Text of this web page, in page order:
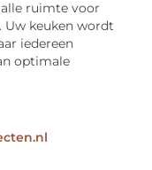
ruimte voor
Uw keuken wordt
iedereen
optimale